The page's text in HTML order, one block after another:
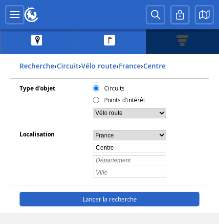
Recherche› Circuit› Vélo route› france› centre
Type d'objet
Circuits
Points d'intérêt
Localisation